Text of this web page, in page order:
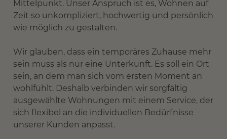
Mittelpunkt. Unser Anspruch ist es, Wohnen auf
Zeit so unkompliziert, hochwertig und persönlich
wie möglich zu gestalten.
Wir glauben, dass ein temporäres Zuhause mehr
sein muss als nur eine Unterkunft. Es soll ein Ort
sein, an dem man sich vom ersten Moment an
wohlfühlt. Deshalb verbinden wir sorgfältig
ausgewählte Wohnungen mit einem Service, der
sich flexibel an die individuellen Bedürfnisse
unserer Kunden anpasst.